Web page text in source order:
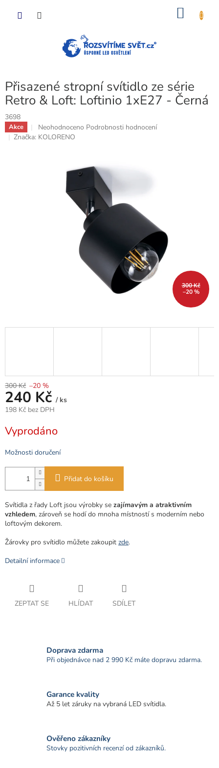
Přisazené stropní svítidlo ze série
Retro & Loft: Loftinio 1xE27 - Černá
3698
Akce
Průměrné
hodnocení
hvězdiček.
Neohodnoceno Podrobnosti hodnocení
Značka: KOLORENO
300 Kč
–20 %
300 Kč –20 %
240 Kč / ks
198 Kč bez DPH
cena:
Vyprodáno
Možnosti doručení
Přidat do košíku
Svítidla z řady Loft jsou výrobky se zajímavým a atraktivním
vzhledem, zároveň se hodí do mnoha místností s moderním nebo
loftovým dekorem.
Žárovky pro svítidlo můžete zakoupit zde.
Detailní informace
ZEPTAT SE HLÍDAT SDÍLET
Doprava zdarma
Při objednávce nad 2 990 Kč máte dopravu zdarma.
Garance kvality
Až 5 let záruky na vybraná LED svítidla.
Ověřeno zákazníky
Stovky pozitivních recenzí od zákazníků.